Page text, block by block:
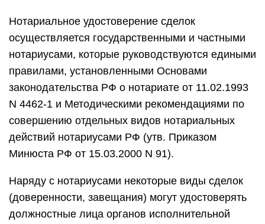
Нотариальное удостоверение сделок
осуществляется государственными и частными
нотариусами, которые руководствуются едиными
правилами, установленными Основами
законодательства РФ о нотариате от 11.02.1993
N 4462-1 и Методическими рекомендациями по
совершению отдельных видов нотариальных
действий нотариусами РФ (утв. Приказом
Минюста РФ от 15.03.2000 N 91).
Наряду с нотариусами некоторые виды сделок
(доверенности, завещания) могут удостоверять
должностные лица органов исполнительной